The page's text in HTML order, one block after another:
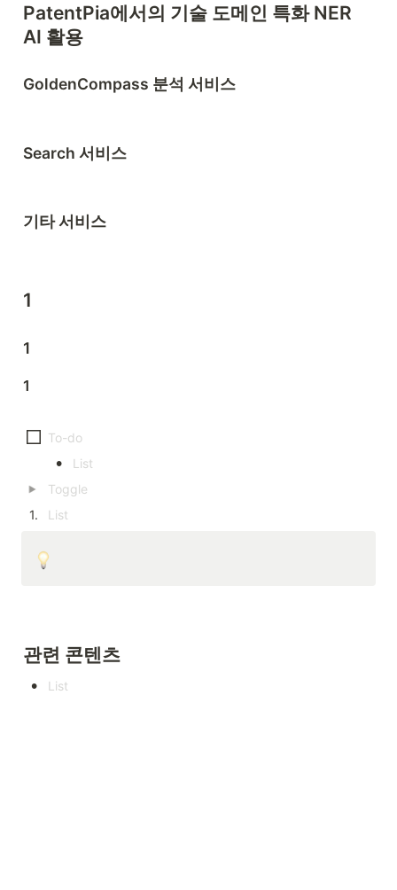
PatentPia에서의 기술 도메인 특화 NER
AI 활용
GoldenCompass 분석 서비스
Search 서비스
기타 서비스
1
1
1
•
1.
관련 콘텐츠
•